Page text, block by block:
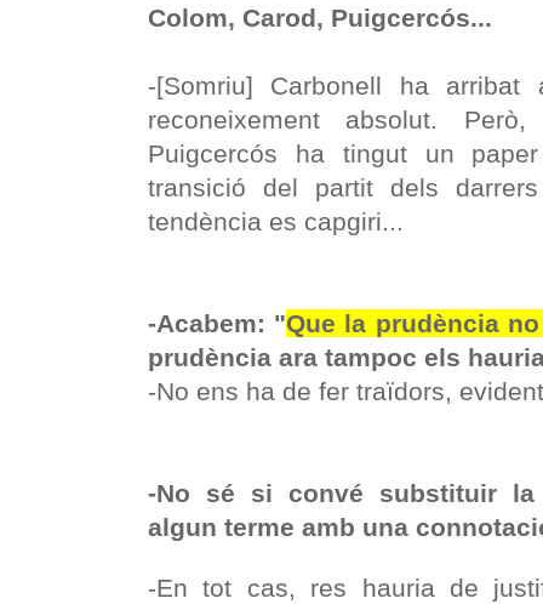
Colom, Carod, Puigcercós...
-[Somriu] Carbonell ha
reconeixement absolut.
Puigcercós ha tingut un
transició del partit dels
tendència es capgiri...
-Acabem: "Que la prudència
prudència ara tampoc els
-No ens ha de fer traïdors,
-No sé si convé substituir la
algun terme amb una
-En tot cas, res hauria de